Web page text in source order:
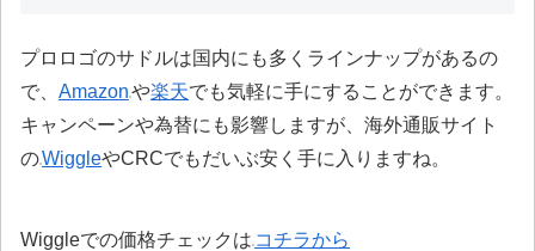
プロロゴのサドルは国内にも多くラインナップがあるの
で、 Amazonや楽天でも気軽に手にすることができます。
キャンペーンや為替にも影響しますが、海外通販サイト
のWiggleやCRCでもだいぶ安く手に入りますね。
Wiggleでの価格チェックは コチラから